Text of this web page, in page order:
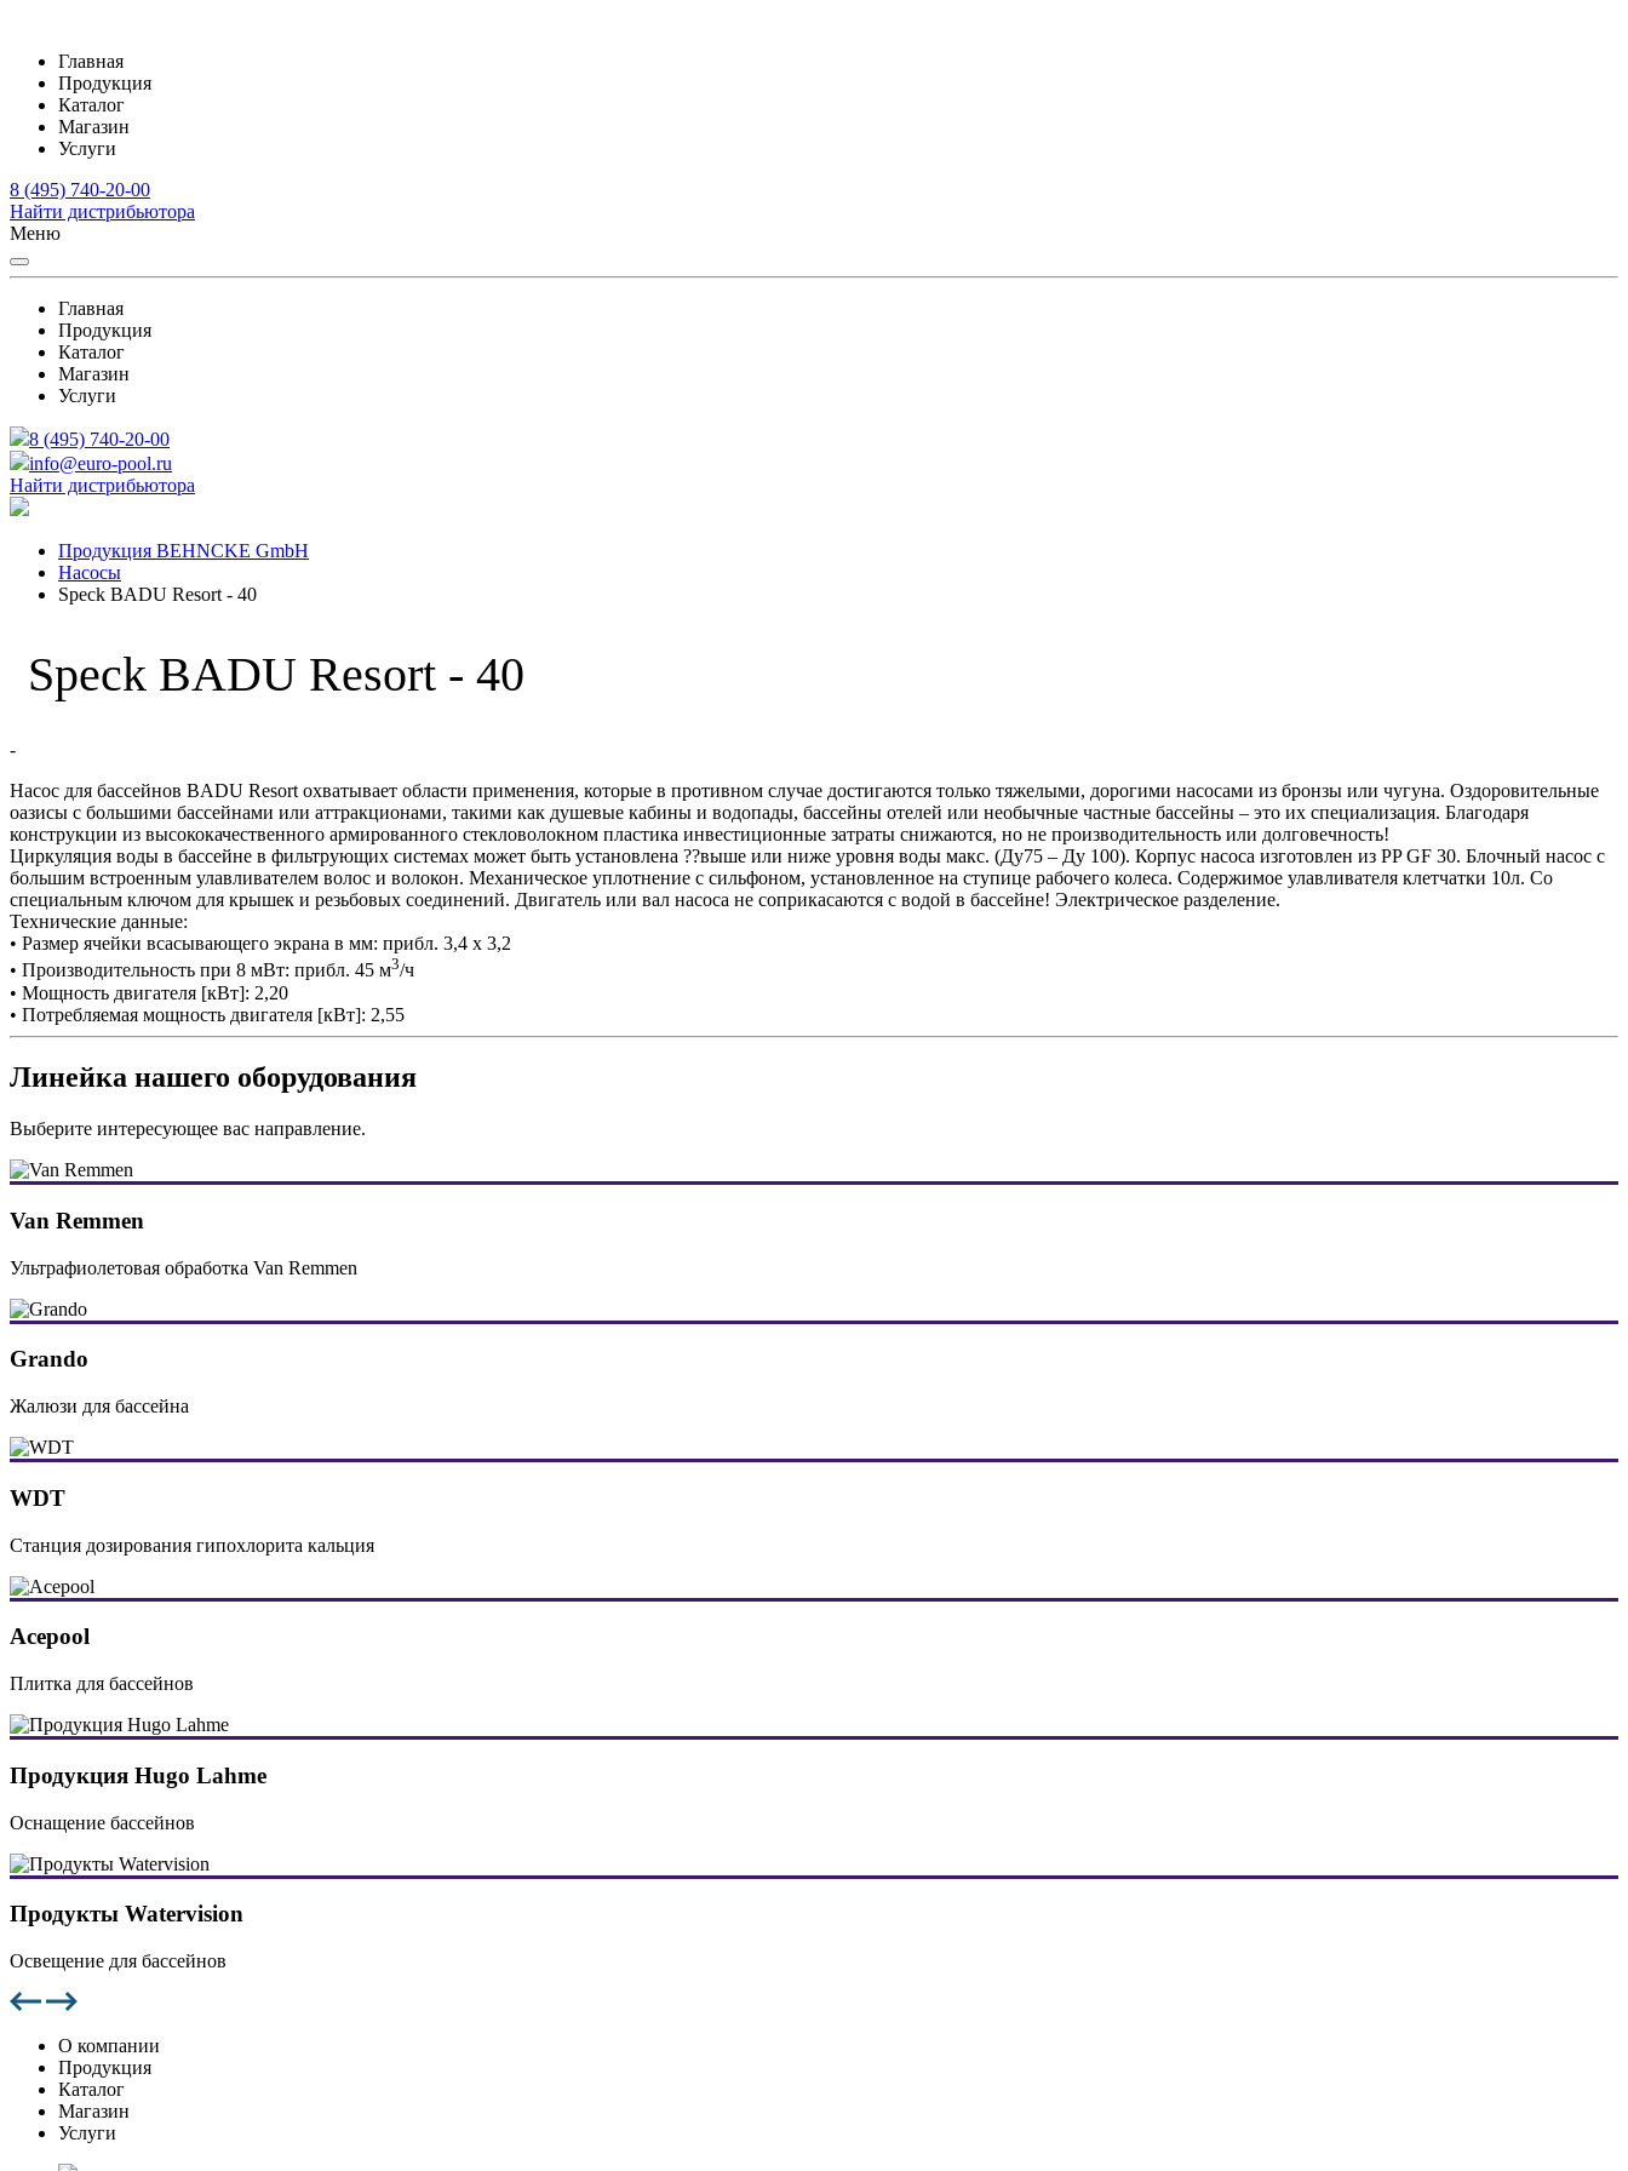
Главная
Продукция
Каталог
Магазин
Услуги
8 (495) 740-20-00
Найти дистрибьютора
Меню
Главная
Продукция
Каталог
Магазин
Услуги
8 (495) 740-20-00
info@euro-pool.ru
Найти дистрибьютора
Продукция BEHNCKE GmbH
Насосы
Speck BADU Resort - 40
Speck BADU Resort - 40
-
Насос для бассейнов BADU Resort охватывает области применения, которые в противном случае достигаются только тяжелыми, дорогими насосами из бронзы или чугуна. Оздоровительные
оазисы с большими бассейнами или аттракционами, такими как душевые кабины и водопады, бассейны отелей или необычные частные бассейны – это их специализация. Благодаря
конструкции из высококачественного армированного стекловолокном пластика инвестиционные затраты снижаются, но не производительность или долговечность!
Циркуляция воды в бассейне в фильтрующих системах может быть установлена ??выше или ниже уровня воды макс. (Ду75 – Ду 100). Корпус насоса изготовлен из PP GF 30. Блочный насос с
большим встроенным улавливателем волос и волокон. Механическое уплотнение с сильфоном, установленное на ступице рабочего колеса. Содержимое улавливателя клетчатки 10л. Со
специальным ключом для крышек и резьбовых соединений. Двигатель или вал насоса не соприкасаются с водой в бассейне! Электрическое разделение.
Технические данные:
• Размер ячейки всасывающего экрана в мм: прибл. 3,4 x 3,2
• Производительность при 8 мВт: прибл. 45 м3/ч
• Мощность двигателя [кВт]: 2,20
• Потребляемая мощность двигателя [кВт]: 2,55
Линейка нашего оборудования
Выберите интересующее вас направление.
Van Remmen
Ультрафиолетовая обработка Van Remmen
Grando
Жалюзи для бассейна
WDT
Станция дозирования гипохлорита кальция
Acepool
Плитка для бассейнов
Продукция Hugo Lahme
Оснащение бассейнов
Продукты Watervision
Освещение для бассейнов
О компании
Продукция
Каталог
Магазин
Услуги